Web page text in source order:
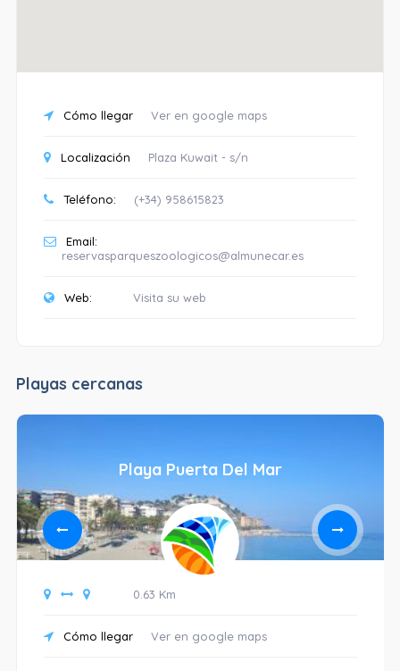
Cómo llegar Ver en google maps
Localización Plaza Kuwait - s/n
Teléfono: (+34) 958615823
Email:
reservasparqueszoologicos@almunecar.es
Web: Visita su web
Playas cercanas
Playa Puerta Del Mar
0.63 Km
Cómo llegar Ver en google maps